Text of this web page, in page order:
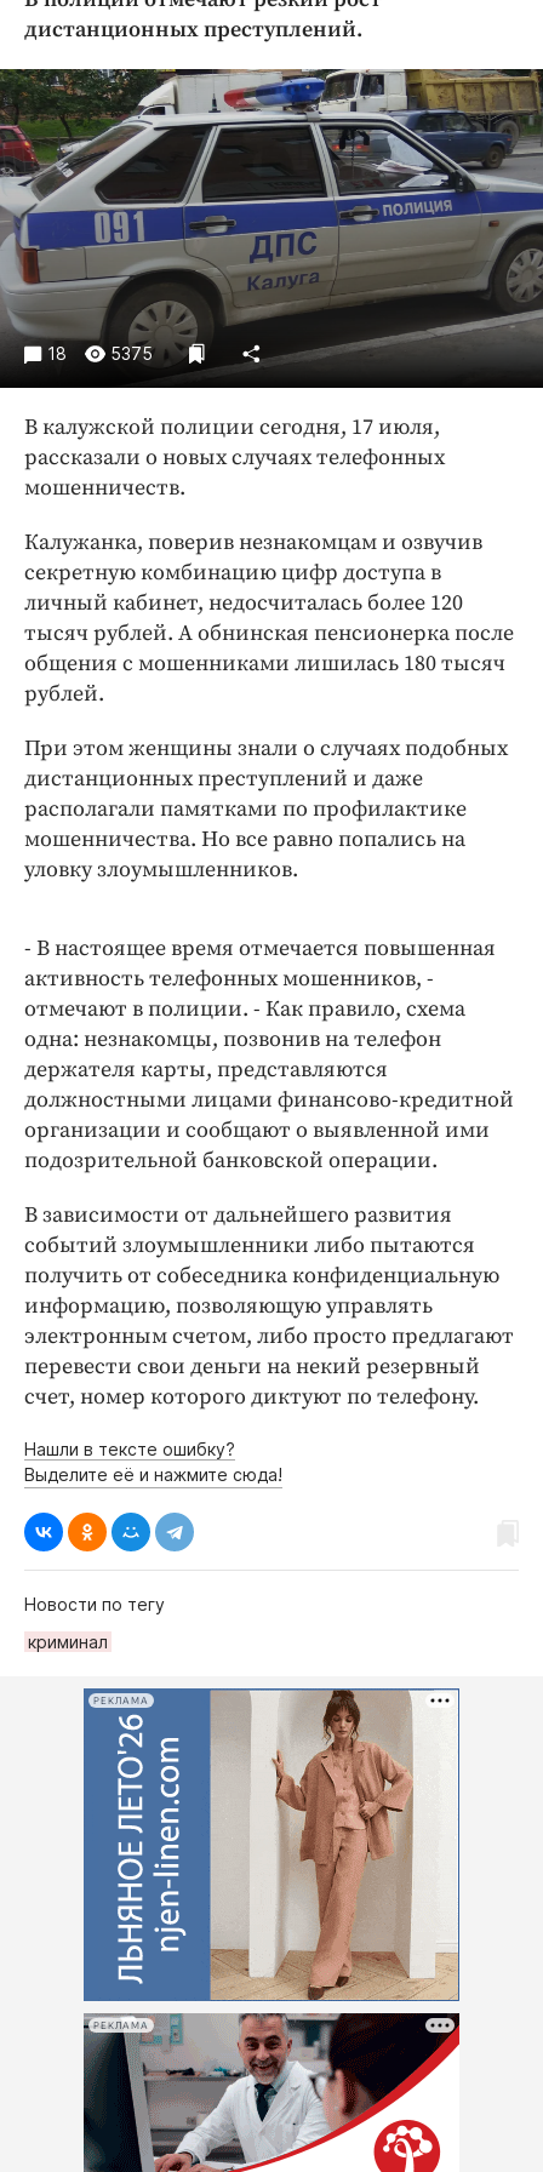
Криминал
Недвижимость и ЖКХ
Образование
Общество
Погода
Праздники
Происшествия
Спорт
Экономика и бизнес
ПРОЕКТЫ
Блоги
Интересное чтиво
Клиника года
Бренд года
Работодатель года
дистанционных преступлений.
18 5375
В калужской полиции сегодня, 17 июля,
рассказали о новых случаях телефонных
мошенничеств.
Калужанка, поверив незнакомцам и озвучив
секретную комбинацию цифр доступа в
личный кабинет, недосчиталась более 120
тысяч рублей. А обнинская пенсионерка после
общения с мошенниками лишилась 180 тысяч
рублей.
При этом женщины знали о случаях подобных
дистанционных преступлений и даже
располагали памятками по профилактике
мошенничества. Но все равно попались на
уловку злоумышленников.
- В настоящее время отмечается повышенная
активность телефонных мошенников, -
отмечают в полиции. - Как правило, схема
одна: незнакомцы, позвонив на телефон
держателя карты, представляются
должностными лицами финансово-кредитной
организации и сообщают о выявленной ими
подозрительной банковской операции.
В зависимости от дальнейшего развития
событий злоумышленники либо пытаются
получить от собеседника конфиденциальную
информацию, позволяющую управлять
электронным счетом, либо просто предлагают
перевести свои деньги на некий резервный
счет, номер которого диктуют по телефону.
Нашли в тексте ошибку?
Выделите её и нажмите сюда!
Новости по тегу
криминал
РЕКЛАМА
РЕКЛАМА